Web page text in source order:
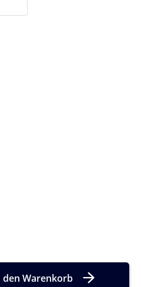
Wert
den Warenkorb